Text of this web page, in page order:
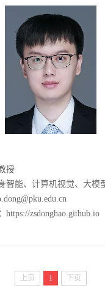
授
智能、计算机视觉、大模
https://zsdonghao.github.io
上页 1 下页